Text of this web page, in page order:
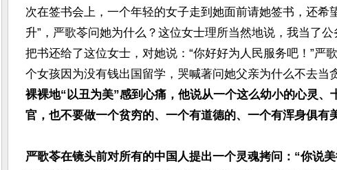
次在签书会上，一个年轻的女子走到她面前请她签书，还希
升”，严歌苓问她为什么？这位女士理所当然地说，我当了
把书还给了这位女士，对她说：“你好好为人民服务吧！”严
个女孩因为没有钱出国留学，哭喊著问她父亲为什么不去当
裸裸地“以丑为美”感到心痛，他说从一个这么幼小的心灵、
官，也不要做一个贫穷的、一个有道德的、一个有浑身俱有
严歌苓在镜头前对所有的中国人提出一个灵魂拷问：“你说